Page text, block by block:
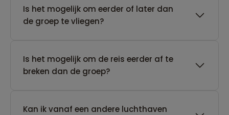
Is het mogelijk om eerder of later dan
de groep te vliegen?
Is het mogelijk om de reis eerder af te
breken dan de groep?
Kan ik vanaf een andere luchthaven